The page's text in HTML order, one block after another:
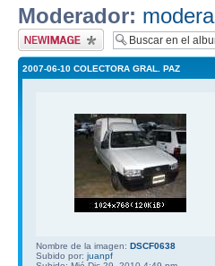
Moderador:
Subir imagen
2007-06-10 COLECTORA GRAL. PAZ
Nombre de la imagen: DSCF0638
Subido por: juanpf